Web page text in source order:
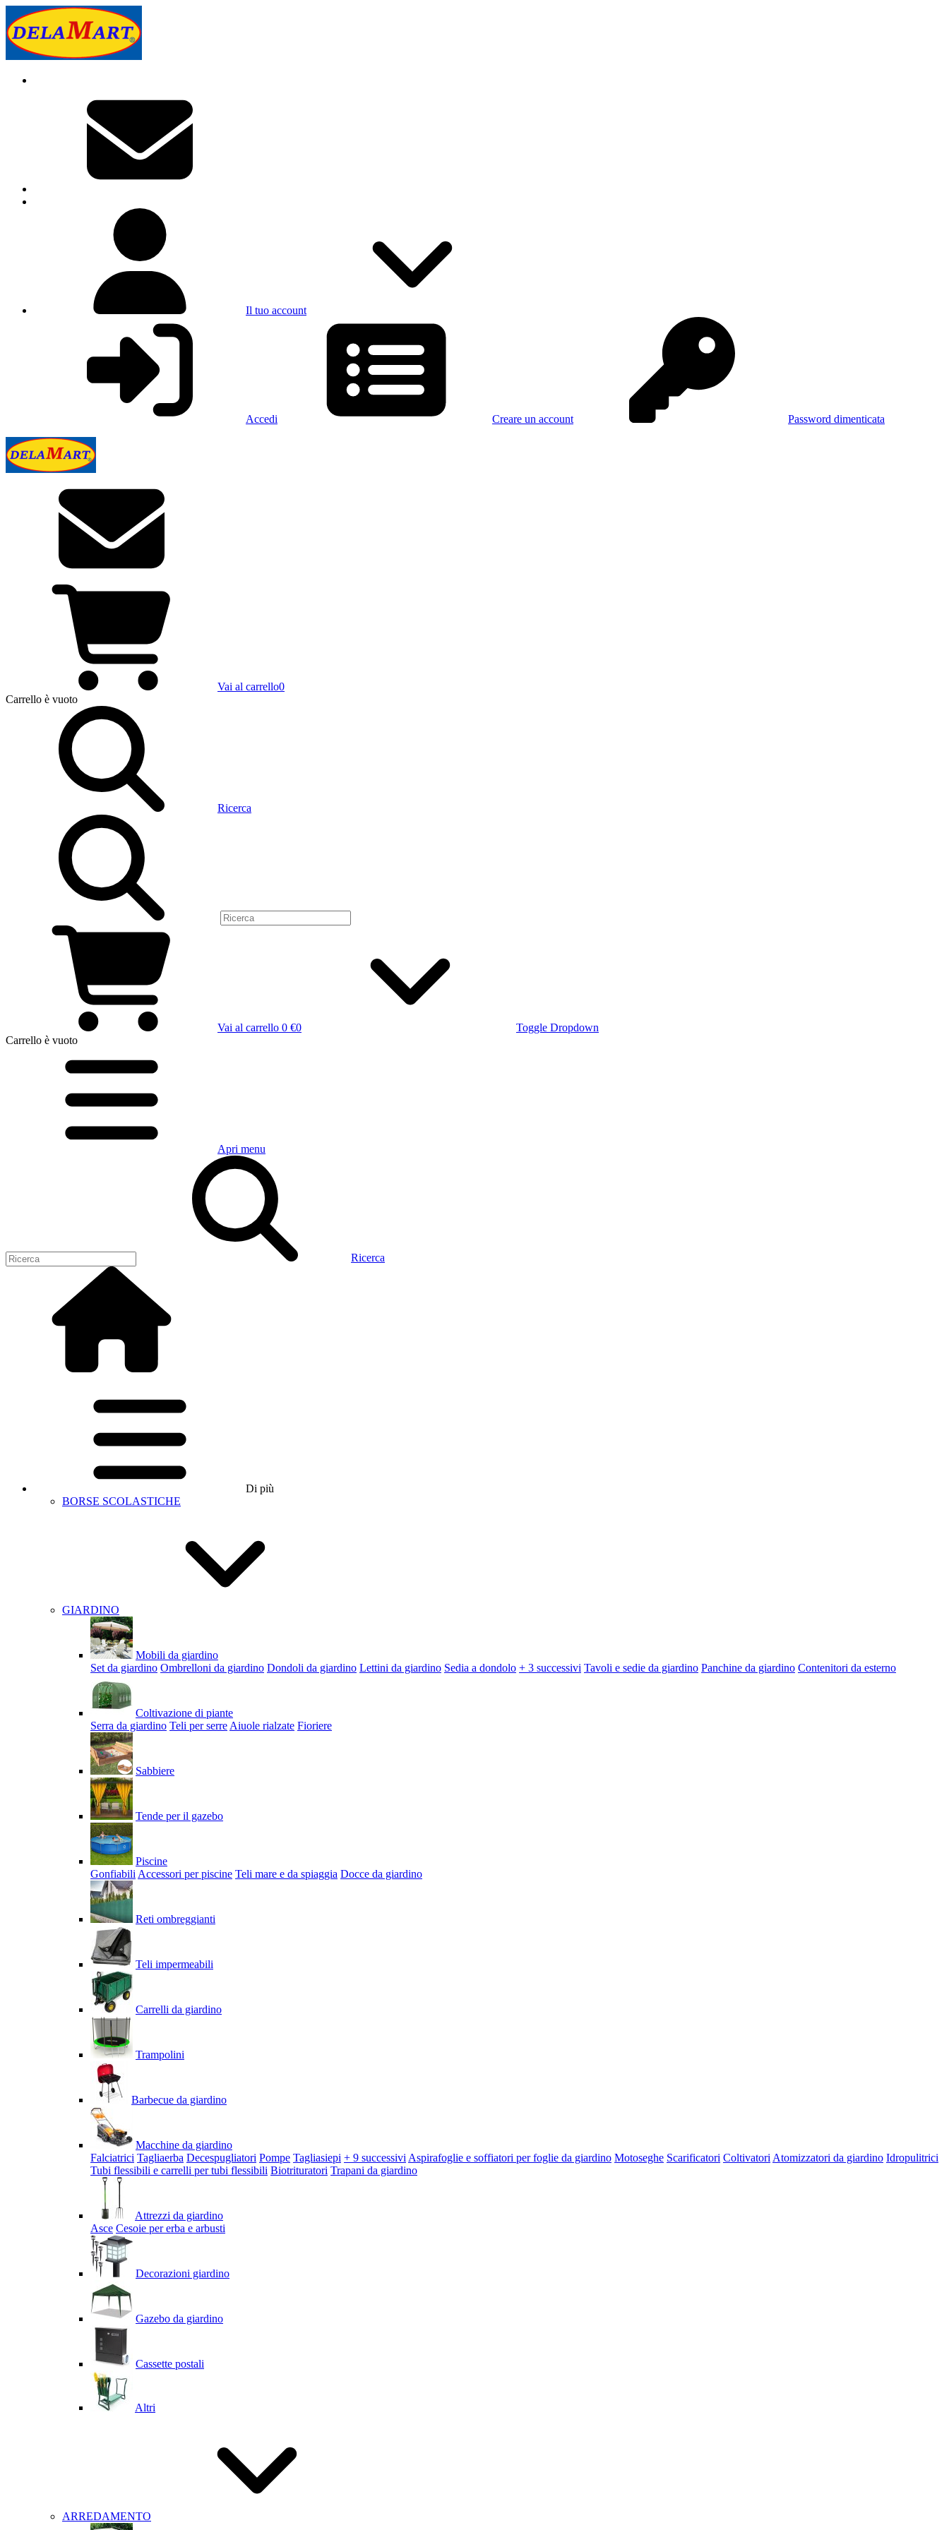
Il tuo account
Accedi Creare un account Password dimenticata
Vai al carrello0
Carrello è vuoto
Ricerca
Vai al carrello 0 €0
Toggle Dropdown
Carrello è vuoto
Apri menu
Ricerca
Di più
BORSE SCOLASTICHE
GIARDINO
Mobili da giardino
Set da giardino Ombrelloni da giardino Dondoli da giardino Lettini da giardino Sedia a dondolo + 3 successivi Tavoli e sedie da giardino Panchine da giardino Contenitori da esterno
Coltivazione di piante
Serra da giardino Teli per serre Aiuole rialzate Fioriere
Sabbiere
Tende per il gazebo
Piscine
Gonfiabili Accessori per piscine Teli mare e da spiaggia Docce da giardino
Reti ombreggianti
Teli impermeabili
Carrelli da giardino
Trampolini
Barbecue da giardino
Macchine da giardino
Falciatrici Tagliaerba Decespugliatori Pompe Tagliasiepi + 9 successivi Aspirafoglie e soffiatori per foglie da giardino Motoseghe Scarificatori Coltivatori Atomizzatori da giardino Idropulitrici
Tubi flessibili e carrelli per tubi flessibili Biotrituratori Trapani da giardino
Attrezzi da giardino
Asce Cesoie per erba e arbusti
Decorazioni giardino
Gazebo da giardino
Cassette postali
Altri
ARREDAMENTO